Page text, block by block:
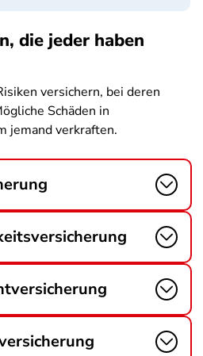
die jeder haben
versichern, bei deren
Schäden in
jemand verkraften.